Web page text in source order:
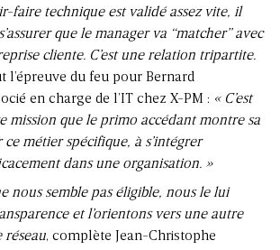
faire technique est validé assez vite, il
que le manager va “matcher” avec
cliente. C’est une relation tripartite.
l’épreuve du feu pour Bernard
en charge de l’IT chez X-PM : « C’est
mission que le primo accédant montre sa
ce métier spécifique, à s’intégrer
dans une organisation. »
nous semble pas éligible, nous le lui
et l’orientons vers une autre
réseau, complète Jean-Christophe